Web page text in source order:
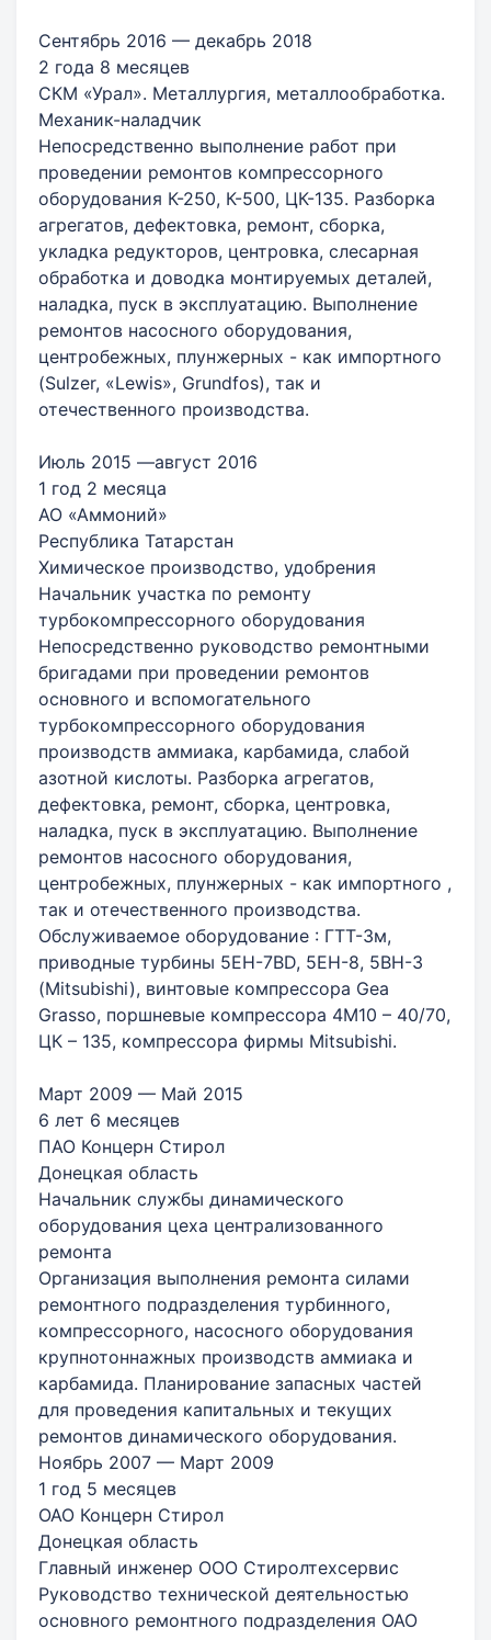
Сентябрь 2016 — декабрь 2018
2 года 8 месяцев
СКМ «Урал». Металлургия, металлообработка.
Механик-наладчик
Непосредственно выполнение работ при
проведении ремонтов компрессорного
оборудования К-250, К-500, ЦК-135. Разборка
агрегатов, дефектовка, ремонт, сборка,
укладка редукторов, центровка, слесарная
обработка и доводка монтируемых деталей,
наладка, пуск в эксплуатацию. Выполнение
ремонтов насосного оборудования,
центробежных, плунжерных - как импортного
(Sulzer, «Lewis», Grundfos), так и
отечественного производства.
Июль 2015 —август 2016
1 год 2 месяца
АО «Аммоний»
Республика Татарстан
Химическое производство, удобрения
Начальник участка по ремонту
турбокомпрессорного оборудования
Непосредственно руководство ремонтными
бригадами при проведении ремонтов
основного и вспомогательного
турбокомпрессорного оборудования
производств аммиака, карбамида, слабой
азотной кислоты. Разборка агрегатов,
дефектовка, ремонт, сборка, центровка,
наладка, пуск в эксплуатацию. Выполнение
ремонтов насосного оборудования,
центробежных, плунжерных - как импортного ,
так и отечественного производства.
Обслуживаемое оборудование : ГТТ-3м,
приводные турбины 5EH-7BD, 5EH-8, 5BH-3
(Mitsubishi), винтовые компрессора Gea
Grasso, поршневые компрессора 4М10 – 40/70,
ЦК – 135, компрессора фирмы Mitsubishi.
Март 2009 — Май 2015
6 лет 6 месяцев
ПАО Концерн Стирол
Донецкая область
Начальник службы динамического
оборудования цеха централизованного
ремонта
Организация выполнения ремонта силами
ремонтного подразделения турбинного,
компрессорного, насосного оборудования
крупнотоннажных производств аммиака и
карбамида. Планирование запасных частей
для проведения капитальных и текущих
ремонтов динамического оборудования.
Ноябрь 2007 — Март 2009
1 год 5 месяцев
ОАО Концерн Стирол
Донецкая область
Главный инженер ООО Стиролтехсервис
Руководство технической деятельностью
основного ремонтного подразделения ОАО